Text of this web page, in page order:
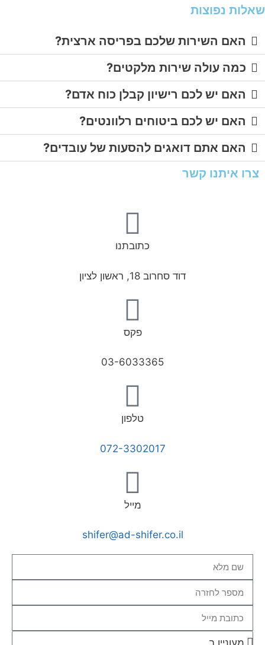
שאלות נפוצות
האם השירות שלכם בפריסה ארצית?​
כמה עולה שירות מלקטים?
האם יש לכם רישיון קבלן כוח אדם?
האם יש לכם ביטוחים רלוונטים?
האם אתם דואגים להסעות של עובדים?
צרו איתנו קשר
כתובתנו
דוד סחרוב 18, ראשון לציון
פקס
03-6033365
טלפון
072-3302017
מייל
shifer@ad-shifer.co.il